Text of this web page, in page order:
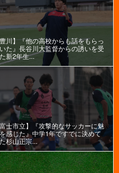
川】『他の高校からも話をもらっ
た』長谷川大監督からの誘いを受
新2年生...
富士市立】『攻撃的なサッカーに魅
感じた』中学1年ですでに決めて
杉山正宗...